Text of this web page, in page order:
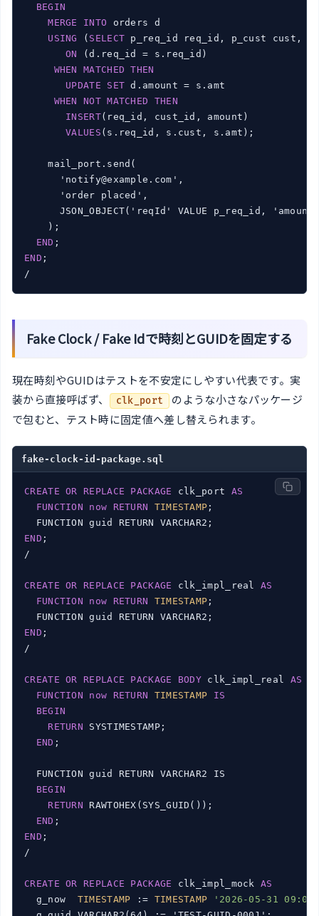
BEGIN
MERGE
INTO orders d
USING
( SELECT p_req_id req_id, p_cust cust,
ON
(d.req_id = s.req_id)
WHEN
MATCHED
THEN
UPDATE
SET d.amount = s.amt
WHEN
NOT MATCHED
THEN
INSERT(req_id, cust_id, amount)
VALUES (s.req_id, s.cust, s.amt);
    mail_port.send(
      'notify@example.com',
      'order placed',
JSON_OBJECT('reqId' VALUE p_req_id,
    );
END
END ;
/
Fake Clock / Fake Idで時刻とGUIDを固定する
現在時刻やGUIDはテストを不安定にしやすい代表です。実
装から直接呼ばず、
clk_port
のような小さなパッケージ
で包むと、テスト時に固定値へ差し替えられます。
fake-clock-id-package.sql
CREATE OR REPLACE PACKAGE clk_port AS
FUNCTION
now RETURN TIMESTAMP ;
END ;
/
CREATE OR REPLACE PACKAGE clk_impl_real AS
FUNCTION
now RETURN TIMESTAMP ;
END ;
/
CREATE OR REPLACE PACKAGE BODY clk_impl_real AS
FUNCTION
now RETURN TIMESTAMP
IS
BEGIN
RETURN SYSTIMESTAMP;
END ;
  FUNCTION guid RETURN VARCHAR2 IS
BEGIN
RETURN RAWTOHEX(SYS_GUID());
END
END ;
/
CREATE OR REPLACE PACKAGE clk_impl_mock AS
  g_now
TIMESTAMP := TIMESTAMP
'2026-05-31